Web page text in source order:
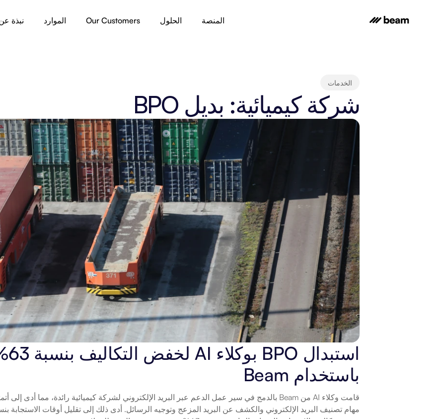
الخدمات
شركة كيميائية: بديل BPO
باستخدام Beam
المنصة الحلول Our Customers الموارد نبذة